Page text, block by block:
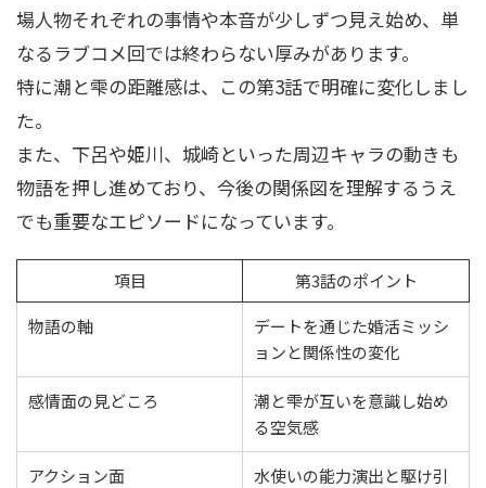
場人物それぞれの事情や本音が少しずつ見え始め、単
なるラブコメ回では終わらない厚みがあります。
特に潮と雫の距離感は、この第3話で明確に変化しまし
た。
また、下呂や姫川、城崎といった周辺キャラの動きも
物語を押し進めており、今後の関係図を理解するうえ
でも重要なエピソードになっています。
項目
第3話のポイント
物語の軸
デートを通じた婚活ミッシ
ョンと関係性の変化
感情面の見どころ
潮と雫が互いを意識し始め
る空気感
アクション面
水使いの能力演出と駆け引